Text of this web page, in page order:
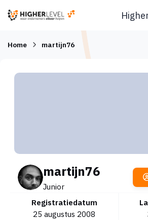
Home martijn76
martijn76
Junior
Registratiedatum
25 augustus 2008